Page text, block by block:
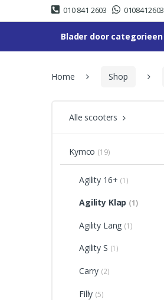
to
to
010 841 2603 0108412603
Blader door categorieen
Home Shop
Alle scooters
Kymco (19)
Agility 16+ (1)
Agility Klap (1)
Agility Lang (1)
Agility S (1)
Carry (2)
Filly (5)